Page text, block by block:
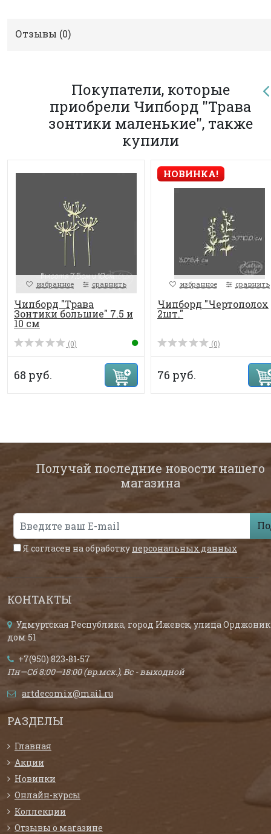
Отзывы (0)
Покупатели, которые
приобрели Чипборд "Трава
зонтики маленькие", также
купили
избранное сравнить
Чипборд "Трава
Зонтики большие" 7.5 и
10 см
(0)
68 руб.
НОВИНКА!
избранное сравнить
Чипборд "Чертополох
2шт."
(0)
76 руб.
Получай последние новости нашего
магазина
Я согласен на обработку персональных данных
КОНТАКТЫ
Удмуртская Республика, город Ижевск, улица
дом 51
+7(950) 823-81-57
Пн—Сб 8:00—18:00 (вр.мск.), Вс - выходной
artdecomix@mail.ru
РАЗДЕЛЫ
Главная
Акции
Новинки
Онлайн-курсы
Коллекции
Отзывы о магазине